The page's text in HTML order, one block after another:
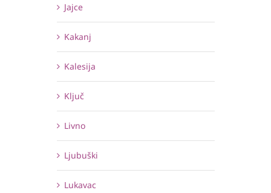
Jajce
Kakanj
Kalesija
Ključ
Livno
Ljubuški
Lukavac